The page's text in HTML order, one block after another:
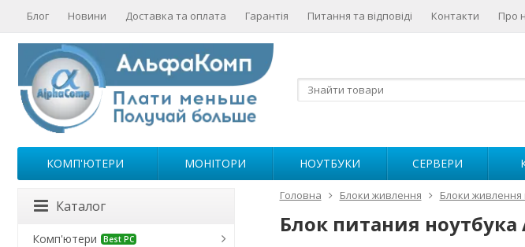
Блог Новини Доставка та оплата Гарантія Питання та відповіді Контакти Про
КОМП'ЮТЕРИ МОНІТОРИ НОУТБУКИ СЕРВЕРИ
Головна Блоки живлення Блоки живлення
Блок питания ноутбука
Каталог
Комп'ютери Best PC